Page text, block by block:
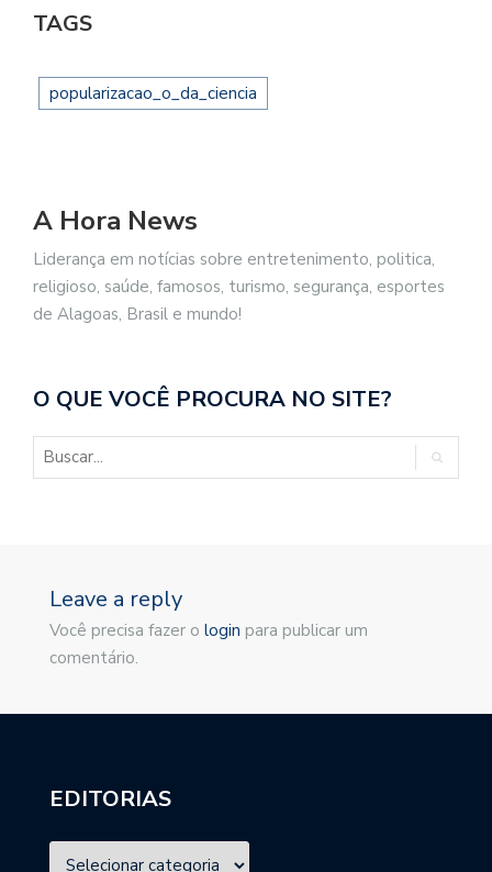
TAGS
popularizacao_o_da_ciencia
A Hora News
Liderança em notícias sobre entretenimento, politica,
religioso, saúde, famosos, turismo, segurança, esportes
de Alagoas, Brasil e mundo!
O QUE VOCÊ PROCURA NO SITE?
Leave a reply
Você precisa fazer o login para publicar um
comentário.
EDITORIAS